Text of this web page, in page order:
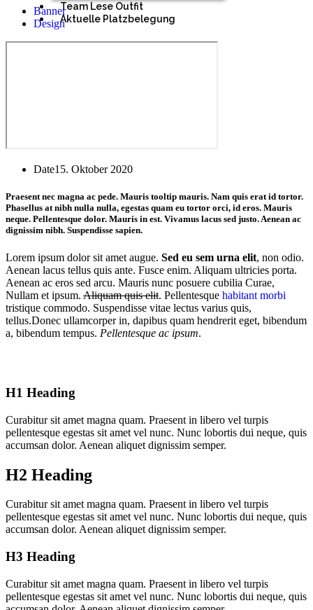
Team Lese Outfit
Aktuelle Platzbelegung
Banner
Design
Date15. Oktober 2020
Praesent nec magna ac pede. Mauris tooltip mauris. Nam quis erat id tortor.
Phasellus at nibh nulla nulla, egestas quam eu tortor orci, id eros. Mauris
neque. Pellentesque dolor. Mauris in est. Vivamus lacus sed justo. Aenean ac
dignissim nibh. Suspendisse sapien.
Lorem ipsum dolor sit amet augue. Sed eu sem urna elit, non odio.
Aenean lacus tellus quis ante. Fusce enim. Aliquam ultricies porta.
Aenean ac eros sed arcu. Mauris nunc posuere cubilia Curae,
Nullam et ipsum. Aliquam quis elit. Pellentesque habitant morbi
tristique commodo. Suspendisse vitae lectus varius quis,
tellus.Donec ullamcorper in, dapibus quam hendrerit eget, bibendum
a, bibendum tempus. Pellentesque ac ipsum.
H1 Heading
Curabitur sit amet magna quam. Praesent in libero vel turpis
pellentesque egestas sit amet vel nunc. Nunc lobortis dui neque, quis
accumsan dolor. Aenean aliquet dignissim semper.
H2 Heading
Curabitur sit amet magna quam. Praesent in libero vel turpis
pellentesque egestas sit amet vel nunc. Nunc lobortis dui neque, quis
accumsan dolor. Aenean aliquet dignissim semper.
H3 Heading
Curabitur sit amet magna quam. Praesent in libero vel turpis
pellentesque egestas sit amet vel nunc. Nunc lobortis dui neque, quis